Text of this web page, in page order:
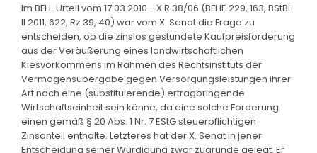
Im BFH-Urteil vom 17.03.2010 - X R 38/06 (BFHE 229, 163, BStBl
II 2011, 622, Rz 39, 40) war vom X. Senat die Frage zu
entscheiden, ob die zinslos gestundete Kaufpreisforderung
aus der Veräußerung eines landwirtschaftlichen
Kiesvorkommens im Rahmen des Rechtsinstituts der
Vermögensübergabe gegen Versorgungsleistungen ihrer
Art nach eine (substituierende) ertragbringende
Wirtschaftseinheit sein könne, da eine solche Forderung
einen gemäß § 20 Abs. 1 Nr. 7 EStG steuerpflichtigen
Zinsanteil enthalte. Letzteres hat der X. Senat in jener
Entscheidung seiner Würdigung zwar zugrunde gelegt. Er